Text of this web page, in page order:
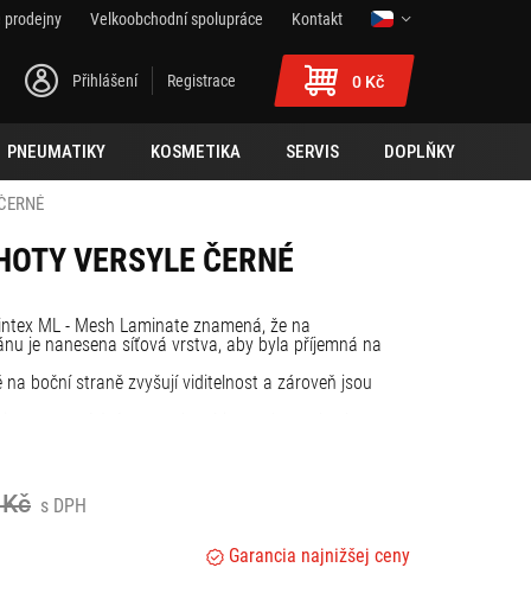
prodejny Velkoobchodní spolupráce
Kontakt
Přihlášení Registrace 0 Kč
PNEUMATIKY KOSMETIKA SERVIS DOPLŇKY
VERSYLE ČERNÉ
ML - Mesh Laminate znamená, že na
je nanesena síťová vrstva, aby byla příjemná na
na boční straně zvyšují viditelnost a zároveň jsou
s DPH
Garancia najnižšej ceny